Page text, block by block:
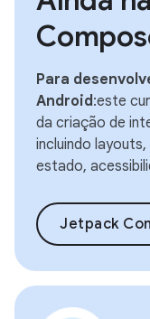
Para
Android:este
da criação de
incluindo
estado,
Jetpack